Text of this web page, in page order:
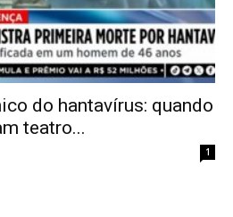
do hantavírus: quando
teatro...
1